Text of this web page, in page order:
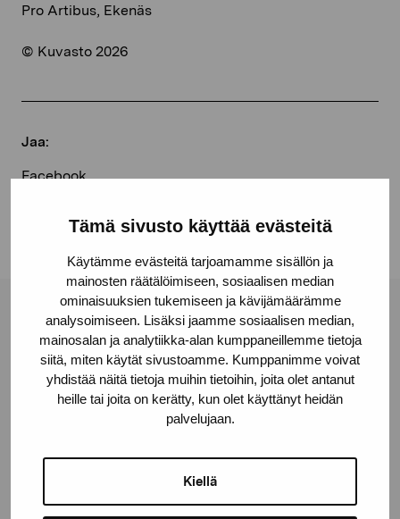
Tämä sivusto käyttää evästeitä
Käytämme evästeitä tarjoamamme sisällön ja
mainosten räätälöimiseen, sosiaalisen median
ominaisuuksien tukemiseen ja kävijämäärämme
analysoimiseen. Lisäksi jaamme sosiaalisen median,
mainosalan ja analytiikka-alan kumppaneillemme tietoja
siitä, miten käytät sivustoamme. Kumppanimme voivat
yhdistää näitä tietoja muihin tietoihin, joita olet antanut
heille tai joita on kerätty, kun olet käyttänyt heidän
palvelujaan.
Kiellä
Pro Artibus, Ekenäs
© Kuvasto 2026
Jaa:
Facebook
Pro Artibus -säätiö
Kustaa Vaasan katu 11
10600 Tammisaari
proartibus@proartibus.fi